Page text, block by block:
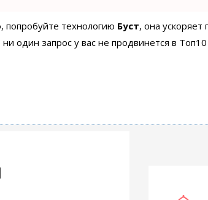
попробуйте технологию Буст, она ускоряет
один запрос у вас не продвинется в